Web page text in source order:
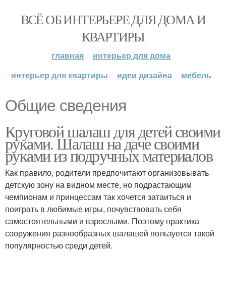
ВСЁ ОБ ИНТЕРЬЕРЕ ДЛЯ ДОМА И
КВАРТИРЫ
главная
интерьер для дома
интерьер для квартиры
идеи дизайна мебель
Общие сведения
Круговой шалаш для детей своими
руками. Шалаш на даче своими
руками из подручных материалов
Как правило, родители предпочитают организовывать
детскую зону на видном месте, но подрастающим
чемпионам и принцессам так хочется затаиться и
поиграть в любимые игры, почувствовать себя
самостоятельными и взрослыми. Поэтому практика
сооружения разнообразных шалашей пользуется такой
популярностью среди детей.